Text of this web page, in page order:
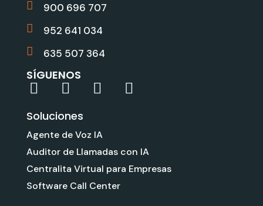
900 696 707
952 641 034
635 507 364
SÍGUENOS
L
n
k
e
d
i
n
Y
u
t
u
b
e
G
g
l
e
I
a
g
Soluciones
Agente de Voz IA
Auditor de Llamadas con IA
Centralita Virtual para Empresas
Software Call Center